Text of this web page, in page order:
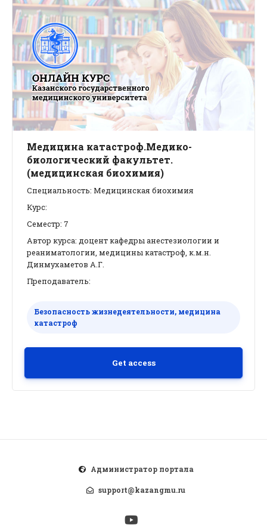
Медицина катастроф.Медико-
биологический факультет.
(медицинская биохимия)
Специальность: Медицинская биохимия
Курс:
Семестр: 7
Автор курса: доцент кафедры анестезиологии и
реаниматологии, медицины катастроф, к.м.н.
Динмухаметов А.Г.
Преподаватель:
Безопасность жизнедеятельности, медицина
катастроф
Get access
Администратор портала
support@kazangmu.ru